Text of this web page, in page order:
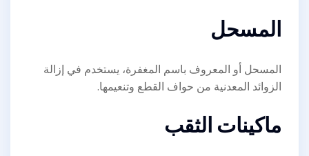
المسحل
المسحل أو المعروف باسم المغفرة، يستخدم في إزالة
الزوائد المعدنية من حواف القطع وتنعيمها.
ماكينات الثقب